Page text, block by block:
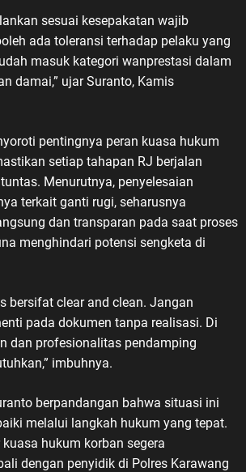
sesuai kesepakatan wajib
ada toleransi terhadap pelaku yang
masuk kategori wanprestasi dalam
damai,” ujar Suranto, Kamis
pentingnya peran kuasa hukum
setiap tahapan RJ berjalan
Menurutnya, penyelesaian
terkait ganti rugi, seharusnya
dan transparan pada saat proses
menghindari potensi sengketa di
bersifat clear and clean. Jangan
pada dokumen tanpa realisasi. Di
dan profesionalitas pendamping
imbuhnya.
berpandangan bahwa situasi ini
melalui langkah hukum yang tepat.
hukum korban segera
dengan penyidik di Polres Karawang